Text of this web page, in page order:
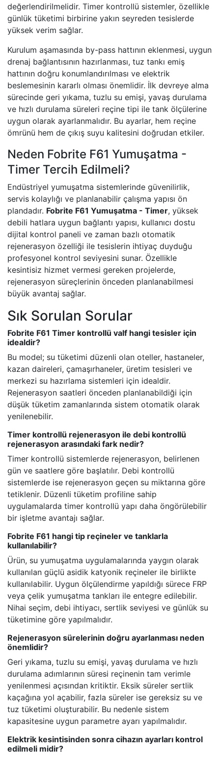
değerlendirilmelidir. Timer kontrollü sistemler, özellikle
günlük tüketimi birbirine yakın seyreden tesislerde
yüksek verim sağlar.
Kurulum aşamasında by-pass hattının eklenmesi, uygun
drenaj bağlantısının hazırlanması, tuz tankı emiş
hattının doğru konumlandırılması ve elektrik
beslemesinin kararlı olması önemlidir. İlk devreye alma
sürecinde geri yıkama, tuzlu su emişi, yavaş durulama
ve hızlı durulama süreleri reçine tipi ile tank ölçülerine
uygun olarak ayarlanmalıdır. Bu ayarlar, hem reçine
ömrünü hem de çıkış suyu kalitesini doğrudan etkiler.
Neden Fobrite F61 Yumuşatma -
Timer Tercih Edilmeli?
Endüstriyel yumuşatma sistemlerinde güvenilirlik,
servis kolaylığı ve planlanabilir çalışma yapısı ön
plandadır. Fobrite F61 Yumuşatma - Timer, yüksek
debili hatlara uygun bağlantı yapısı, kullanıcı dostu
dijital kontrol paneli ve zaman bazlı otomatik
rejenerasyon özelliği ile tesislerin ihtiyaç duyduğu
profesyonel kontrol seviyesini sunar. Özellikle
kesintisiz hizmet vermesi gereken projelerde,
rejenerasyon süreçlerinin önceden planlanabilmesi
büyük avantaj sağlar.
Sık Sorulan Sorular
Fobrite F61 Timer kontrollü valf hangi tesisler için
idealdir?
Bu model; su tüketimi düzenli olan oteller, hastaneler,
kazan daireleri, çamaşırhaneler, üretim tesisleri ve
merkezi su hazırlama sistemleri için idealdir.
Rejenerasyon saatleri önceden planlanabildiği için
düşük tüketim zamanlarında sistem otomatik olarak
yenilenebilir.
Timer kontrollü rejenerasyon ile debi kontrollü
rejenerasyon arasındaki fark nedir?
Timer kontrollü sistemlerde rejenerasyon, belirlenen
gün ve saatlere göre başlatılır. Debi kontrollü
sistemlerde ise rejenerasyon geçen su miktarına göre
tetiklenir. Düzenli tüketim profiline sahip
uygulamalarda timer kontrollü yapı daha öngörülebilir
bir işletme avantajı sağlar.
Fobrite F61 hangi tip reçineler ve tanklarla
kullanılabilir?
Ürün, su yumuşatma uygulamalarında yaygın olarak
kullanılan güçlü asidik katyonik reçineler ile birlikte
kullanılabilir. Uygun ölçülendirme yapıldığı sürece FRP
veya çelik yumuşatma tankları ile entegre edilebilir.
Nihai seçim, debi ihtiyacı, sertlik seviyesi ve günlük su
tüketimine göre yapılmalıdır.
Rejenerasyon sürelerinin doğru ayarlanması neden
önemlidir?
Geri yıkama, tuzlu su emişi, yavaş durulama ve hızlı
durulama adımlarının süresi reçinenin tam verimle
yenilenmesi açısından kritiktir. Eksik süreler sertlik
kaçağına yol açabilir, fazla süreler ise gereksiz su ve
tuz tüketimi oluşturabilir. Bu nedenle sistem
kapasitesine uygun parametre ayarı yapılmalıdır.
Elektrik kesintisinden sonra cihazın ayarları kontrol
edilmeli midir?